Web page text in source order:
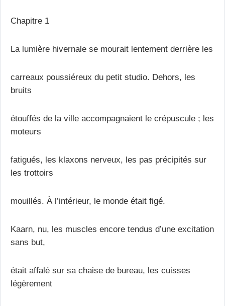
Chapitre 1
La lumière hivernale se mourait lentement derrière les
carreaux poussiéreux du petit studio. Dehors, les
bruits
étouffés de la ville accompagnaient le crépuscule ; les
moteurs
fatigués, les klaxons nerveux, les pas précipités sur
les trottoirs
mouillés. À l’intérieur, le monde était figé.
Kaarn, nu, les muscles encore tendus d’une excitation
sans but,
était affalé sur sa chaise de bureau, les cuisses
légèrement